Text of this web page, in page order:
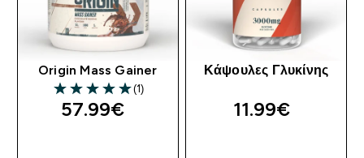
Origin Mass Gainer
5 out of 5 stars
(1)
57.99€‎
Κάψουλες Γλυκίνης
11.99€‎